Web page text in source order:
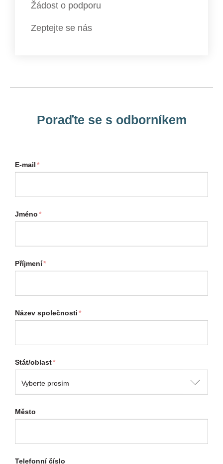
Žádost o podporu
Zeptejte se nás
Poraďte se s odborníkem
E-mail*
Jméno*
Příjmení*
Název společnosti*
Stát/oblast*
Město
Telefonní číslo